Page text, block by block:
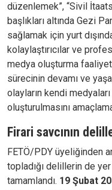
düzenlemek”, “Sivil
başlıkları altında Gezi
sağlamak için yurt
kolaylaştırıcılar ve
medya oluşturma
sürecinin devamı ve
olayların kendi
oluşturulmasını
Firari savcının
FETÖ/PDY üyeliğinden
topladığı delillerin de yer
tamamlandı. 19 Şubat